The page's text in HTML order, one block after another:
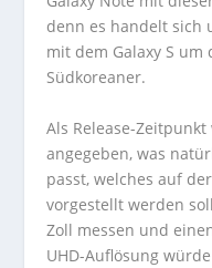
denn es handelt sich
mit dem Galaxy S
Südkoreaner.
Als Release-
angegeben, was
passt, welches auf
vorgestellt werden
Zoll messen und
UHD-Auflösung